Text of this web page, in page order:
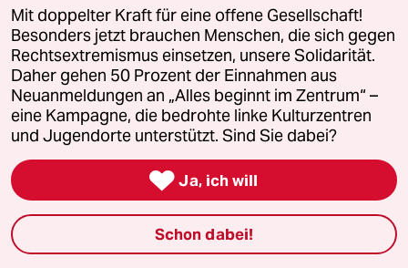
Unterstützen
abo
genossenschaft
recherchefonds ausland
Mit doppelter Kraft für eine offene Gesellschaft!
Besonders jetzt brauchen Menschen, die sich gegen
Rechtsextremismus einsetzen, unsere Solidarität.
Daher gehen 50 Prozent der Einnahmen aus
Neuanmeldungen an „Alles beginnt im Zentrum“ –
eine Kampagne, die bedrohte linke Kulturzentren
und Jugendorte unterstützt. Sind Sie dabei?
 Ja, ich will
Schon dabei!